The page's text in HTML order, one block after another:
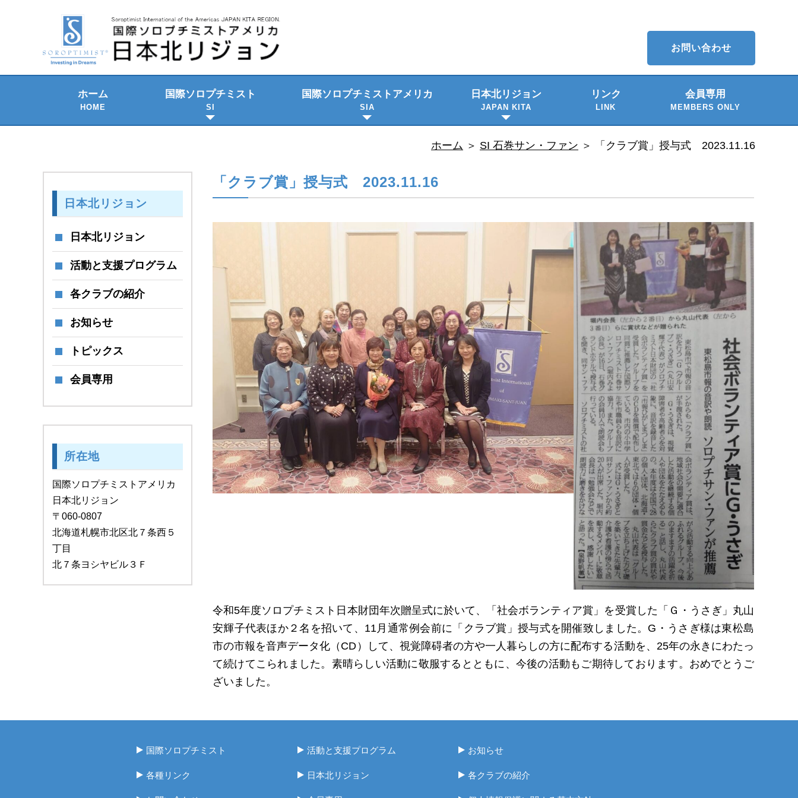
お問い合わせ
ホーム
HOME
国際ソロプチミスト
SI
国際ソロプチミスト アメリカ
SIA
日本北リジョン
JAPAN KITA
理事会のご紹介
委員会メンバー
リンク
LINK
会員専用
MEMBERS ONLY
ホーム ＞ SI 石巻サン・ファン ＞ 「クラブ賞」授与式 2023.11.16
「クラブ賞」授与式 2023.11.16
令和5年度ソロプチミスト日本財団年次贈呈式に於いて、「社会ボランティア賞」を受賞した「Ｇ・うさぎ」丸山
安輝子代表ほか２名を招いて、11月通常例会前に「クラブ賞」授与式を開催致しました。G・うさぎ様は東松島
市の市報を音声データ化（CD）して、視覚障碍者の方や一人暮らしの方に配布する活動を、25年の永きにわたっ
て続けてこられました。素晴らしい活動に敬服するとともに、今後の活動もご期待しております。おめでとうご
ざいました。
日本北リジョン
日本北リジョン
活動と支援プログラム
各クラブの紹介
お知らせ
トピックス
会員専用
所在地
国際ソロプチミストアメリカ
日本北リジョン
〒060-0807
北海道札幌市北区北７条西５
丁目
北７条ヨシヤビル３Ｆ
国際ソロプチミスト 活動と支援プログラム お知らせ
各種リンク 日本北リジョン 各クラブの紹介